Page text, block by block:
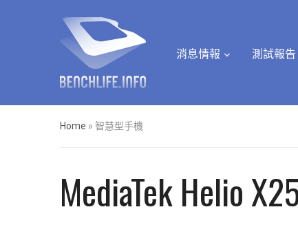
消息情報 測試報告
Home » 智慧型手機
MediaTek Helio